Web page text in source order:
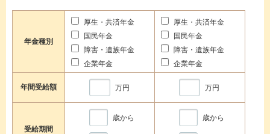
年金種別
厚生・共済年金
国民年金
障害・遺族年金
企業年金
厚生・共済年金
国民年金
障害・遺族年金
企業年金
年間受給額 万円 万円
受給期間
歳から 歳から